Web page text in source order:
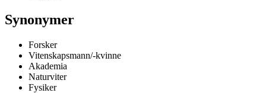
Synonymer
Forsker
Vitenskapsmann/-kvinne
Akademia
Naturviter
Fysiker